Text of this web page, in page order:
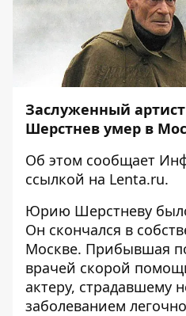
Заслуженный
Шерстнев умер в
Об этом сообщает
ссылкой на Lenta.ru.
Юрию Шерстневу
Он скончался в
Москве. Прибывшая
врачей скорой
актеру, страдавшему
заболеванием